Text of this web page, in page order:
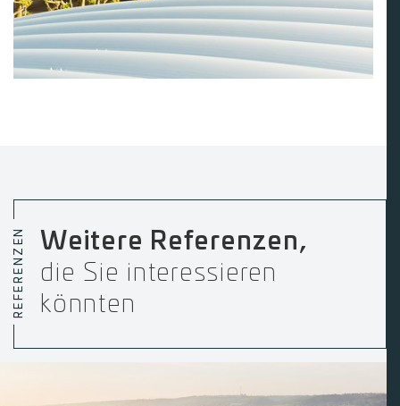
REFERENZEN
Weitere Referenzen,
die Sie interessieren
könnten